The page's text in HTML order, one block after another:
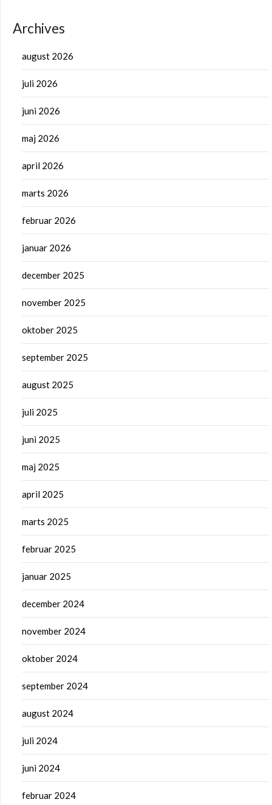
Archives
august 2026
juli 2026
juni 2026
maj 2026
april 2026
marts 2026
februar 2026
januar 2026
december 2025
november 2025
oktober 2025
september 2025
august 2025
juli 2025
juni 2025
maj 2025
april 2025
marts 2025
februar 2025
januar 2025
december 2024
november 2024
oktober 2024
september 2024
august 2024
juli 2024
juni 2024
februar 2024